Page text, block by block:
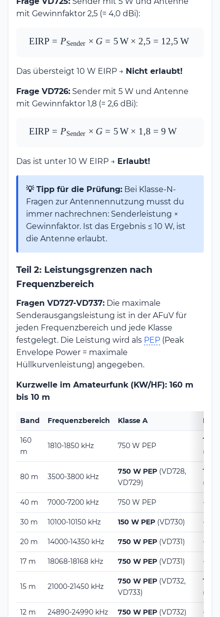
mit Gewinnfaktor 2,5 (= 4,0 dBi):
\text{EIRP} =
5\,\text{W} \times
2{,}5 =
12{,}5\,\text{W}
EIRP = PSender × G = 5W × 2,5 = 12,5 W
Das übersteigt 10 W EIRP → Nicht erlaubt!
Frage VD726: Sender mit 5 W und Antenne
mit Gewinnfaktor 1,8 (= 2,6 dBi):
\text{EIRP} =
5\,\text{W} \times
1{,}8 =
9\,\text{W}
EIRP = PSender × G = 5W × 1 ,8 = 9 W
Das ist unter 10 W EIRP → Erlaubt!
💡 Tipp für die Prüfung: Bei Klasse-N-
Fragen zur Antennennutzung musst du
immer nachrechnen: Senderleistung ×
Gewinnfaktor. Ist das Ergebnis ≤ 10 W, ist
die Antenne erlaubt.
Teil 2: Leistungsgrenzen nach
Frequenzbereich
Fragen VD727-VD737: Die maximale
Senderausgangsleistung ist in der AFuV für
jeden Frequenzbereich und jede Klasse
festgelegt. Die Leistung wird als PEP (Peak
Envelope Power = maximale
Hüllkurvenleistung) angegeben.
Kurzwelle im Amateurfunk (KW/HF): 160 m
bis 10 m
Band Frequenzbereich Klasse A
160
m
1810-1850 kHz 750 W PEP
100
80 m 3500-3800 kHz
750 W PEP (VD728,
VD729)
100
40 m 7000-7200 kHz 750 W PEP -
30 m 10100-10150 kHz 150 W PEP (VD730) -
20 m 14000-14350 kHz 750 W PEP (VD731) -
17 m 18068-18168 kHz 750 W PEP (VD731) -
15 m 21000-21450 kHz
750 W PEP (VD732,
VD733)
100
12 m 24890-24990 kHz 750 W PEP (VD732) -